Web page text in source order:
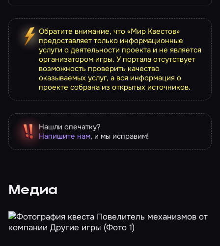
Обратите внимание, что «Мир Квестов»
предоставляет только информационные
услуги о деятельности проекта и не является
организатором игры. У портала отсутствует
возможность проверить качество
оказываемых услуг, а вся информация о
проекте собрана из открытых источников.
Нашли опечатку?
Напишите нам, и мы исправим!
Медиа